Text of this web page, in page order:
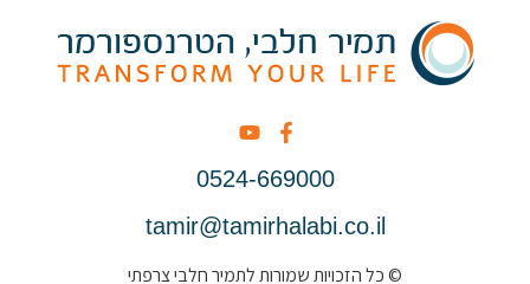
0524-669000
tamir@tamirhalabi.co.il
© כל הזכויות שמורות לתמיר חלבי צרפתי